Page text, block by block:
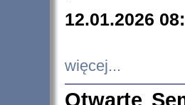
12.01.2026
więcej...
Otwarte